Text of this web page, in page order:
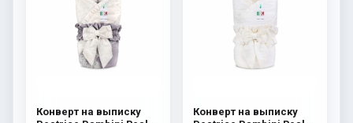
Конверт на выписку
Конверт на выписку